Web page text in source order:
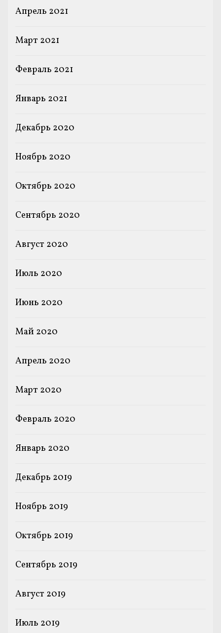
Апрель 2021
Март 2021
Февраль 2021
Январь 2021
Декабрь 2020
Ноябрь 2020
Октябрь 2020
Сентябрь 2020
Август 2020
Июль 2020
Июнь 2020
Май 2020
Апрель 2020
Март 2020
Февраль 2020
Январь 2020
Декабрь 2019
Ноябрь 2019
Октябрь 2019
Сентябрь 2019
Август 2019
Июль 2019